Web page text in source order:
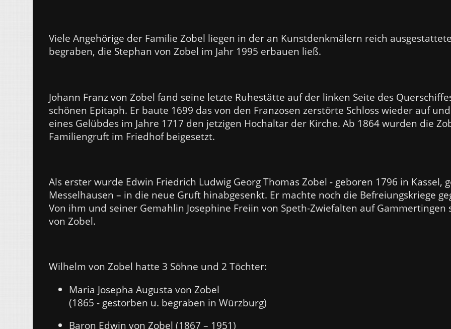
Viele Angehörige der Familie Zobel liegen in der an Kunstdenkmälern reich
begraben, die Stephan von Zobel im Jahr 1995 erbauen ließ.
Johann Franz von Zobel fand seine letzte Ruhestätte auf der linken Seite des
schönen Epitaph. Er baute 1699 das von den Franzosen zerstörte Schloss wieder auf
eines Gelübdes im Jahre 1717 den jetzigen Hochaltar der Kirche. Ab 1864 wurden die
Familiengruft im Friedhof beigesetzt.
Als erster wurde Edwin Friedrich Ludwig Georg Thomas Zobel - geboren 1796 in Kassel,
Messelhausen – in die neue Gruft hinabgesenkt. Er machte noch die Befreiungskriege
Von ihm und seiner Gemahlin Josephine Freiin von Speth-Zwiefalten auf
von Zobel.
Wilhelm von Zobel hatte 3 Söhne und 2 Töchter:
Maria Josepha Augusta von Zobel
(1865 - gestorben u. begraben in Würzburg)
Baron Edwin von Zobel (1867 – 1951)